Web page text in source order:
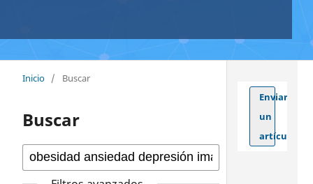
Inicio / Buscar
Buscar
Enviar
un
artículo